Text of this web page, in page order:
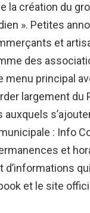
la création du
». Petites
et
des
menu principal
largement du
: Info
et
d’informations
et le site